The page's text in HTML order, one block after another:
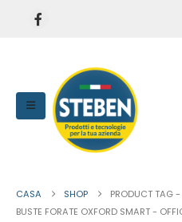
CASA SHOP
PRODUCT TAG -
BUSTE FORATE OXFORD SMART -